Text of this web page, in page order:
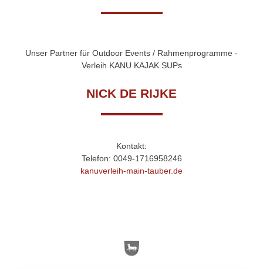
Unser Partner für Outdoor Events / Rahmenprogramme -
Verleih KANU KAJAK SUPs
NICK DE RIJKE
Kontakt:
Telefon: 0049-1716958246
kanuverleih-main-tauber.de